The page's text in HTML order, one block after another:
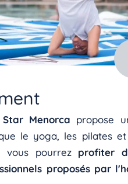
Menorca propose
le yoga, les pilates
vous pourrez profiter
proposés par